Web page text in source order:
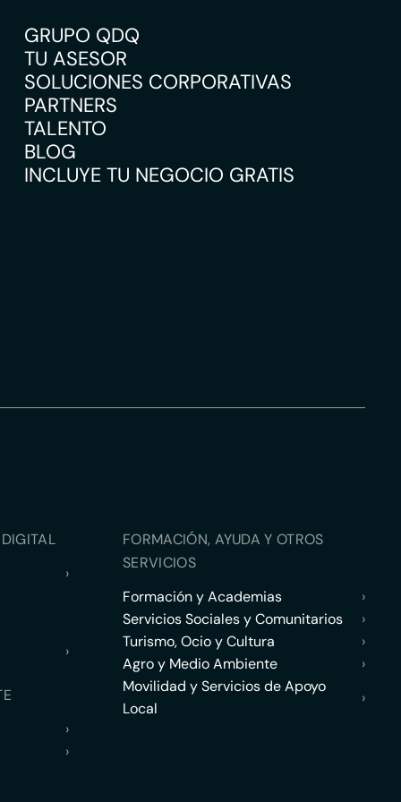
GRUPO QDQ
TU ASESOR
SOLUCIONES CORPORATIVAS
PARTNERS
TALENTO
BLOG
INCLUYE TU NEGOCIO GRATIS
›
›
›
›
FORMACIÓN, AYUDA Y OTROS
SERVICIOS
Formación y Academias
›
Servicios Sociales y Comunitarios
›
Turismo, Ocio y Cultura
›
Agro y Medio Ambiente
›
Movilidad y Servicios de Apoyo
Local
›